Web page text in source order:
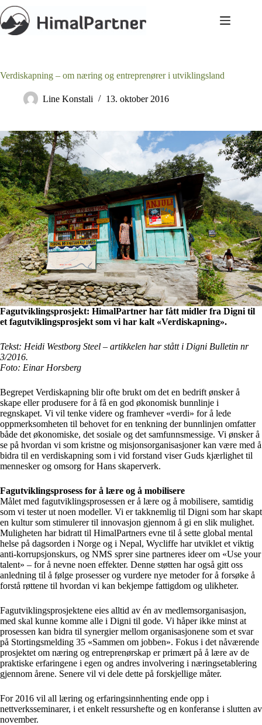
Hopp
til
innholdet
Verdiskapning – om næring og entreprenører i utviklingsland
Line Konstali 13. oktober 2016
Fagutviklingsprosjekt: HimalPartner har fått midler fra Digni til
et fagutviklingsprosjekt som vi har kalt «Verdiskapning».
Tekst: Heidi Westborg Steel – artikkelen har stått i Digni Bulletin nr
3/2016.
Foto: Einar Horsberg
Begrepet Verdiskapning blir ofte brukt om det en bedrift ønsker å
skape eller produsere for å få en god økonomisk bunnlinje i
regnskapet. Vi vil tenke videre og framhever «verdi» for å lede
oppmerksomheten til behovet for en tenkning der bunnlinjen omfatter
både det økonomiske, det sosiale og det samfunnsmessige. Vi ønsker å
se på hvordan vi som kristne og misjonsorganisasjoner kan være med å
bidra til en verdiskapning som i vid forstand viser Guds kjærlighet til
mennesker og omsorg for Hans skaperverk.
Fagutviklingsprosess for å lære og å mobilisere
Målet med fagutviklingsprosessen er å lære og å mobilisere, samtidig
som vi tester ut noen modeller. Vi er takknemlig til Digni som har skapt
en kultur som stimulerer til innovasjon gjennom å gi en slik mulighet.
Muligheten har bidratt til HimalPartners evne til å sette global mental
helse på dagsorden i Norge og i Nepal, Wycliffe har utviklet et viktig
anti-korrupsjonskurs, og NMS sprer sine partneres ideer om «Use your
talent» – for å nevne noen effekter. Denne støtten har også gitt oss
anledning til å følge prosesser og vurdere nye metoder for å forsøke å
forstå røttene til hvordan vi kan bekjempe fattigdom og ulikheter.
Fagutviklingsprosjektene eies alltid av én av medlemsorganisasjon,
med skal kunne komme alle i Digni til gode. Vi håper ikke minst at
prosessen kan bidra til synergier mellom organisasjonene som et svar
på Stortingsmelding 35 «Sammen om jobben». Fokus i det nåværende
prosjektet om næring og entreprenørskap er primært på å lære av de
praktiske erfaringene i egen og andres involvering i næringsetablering
gjennom årene. Senere vil vi dele dette på forskjellige måter.
For 2016 vil all læring og erfaringsinnhenting ende opp i
nettverksseminarer, i et enkelt ressurshefte og en konferanse i slutten av
november.